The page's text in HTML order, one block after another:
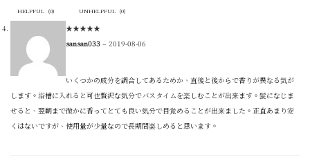
HELPFUL (0) UNHELPFUL (0)
★★★★★
sansan033 – 2019-08-06
いくつかの成分を調合してあるためか、直後と後からで香りが異なる気が
します。浴槽に入れると可也贅沢な気分でバスタイムを楽しむことが出来ます。髪になじま
せると、翌朝まで微かに香ってとても良い気分で目覚めることが出来ました。正直あまり安
くはないですが、使用量が少量なので長期間楽しめると思います。